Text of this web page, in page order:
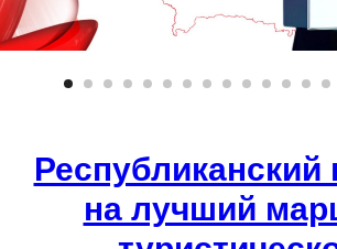
Республиканский
на лучший